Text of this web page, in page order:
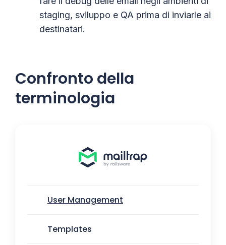
staging, sviluppo e QA prima di inviarle ai
destinatari.
Confronto della
terminologia
User Management
Templates